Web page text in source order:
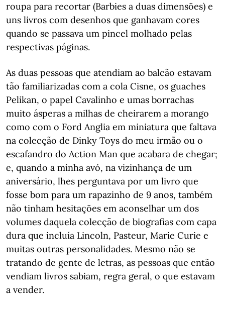
roupa para recortar (Barbies a duas dimensões) e
uns livros com desenhos que ganhavam cores
quando se passava um pincel molhado pelas
respectivas páginas.
As duas pessoas que atendiam ao balcão estavam
tão familiarizadas com a cola Cisne, os guaches
Pelikan, o papel Cavalinho e umas borrachas
muito ásperas a milhas de cheirarem a morango
como com o Ford Anglia em miniatura que faltava
na colecção de Dinky Toys do meu irmão ou o
escafandro do Action Man que acabara de chegar;
e, quando a minha avó, na vizinhança de um
aniversário, lhes perguntava por um livro que
fosse bom para um rapazinho de 9 anos, também
não tinham hesitações em aconselhar um dos
volumes daquela colecção de biografias com capa
dura que incluía Lincoln, Pasteur, Marie Curie e
muitas outras personalidades. Mesmo não se
tratando de gente de letras, as pessoas que então
vendiam livros sabiam, regra geral, o que estavam
a vender.